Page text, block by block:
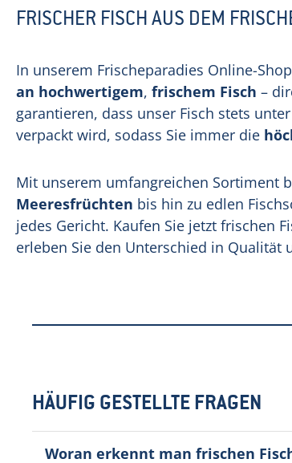
FRISCHER FISCH AUS DEM
In unserem Frischeparadies Online-
an hochwertigem, frischem Fisch –
garantieren, dass unser Fisch stets
verpackt wird, sodass Sie immer die
Mit unserem umfangreichen Sortiment
Meeresfrüchten bis hin zu edlen
jedes Gericht. Kaufen Sie jetzt frischen
erleben Sie den Unterschied in Qualität
HÄUFIG GESTELLTE FRAGEN
Woran erkennt man frischen